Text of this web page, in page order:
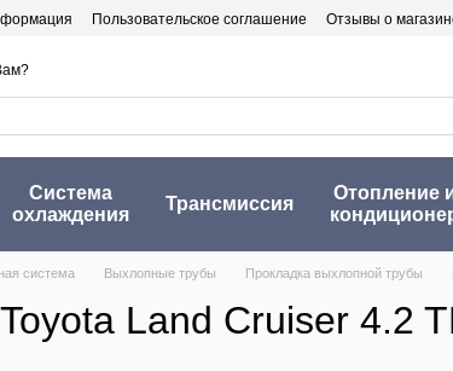
Пользовательское соглашение Отзывы о
Система
охлаждения
Трансмиссия
Отопление
система Выхлопные трубы Прокладка выхлопной трубы
Land Cruiser 4.2